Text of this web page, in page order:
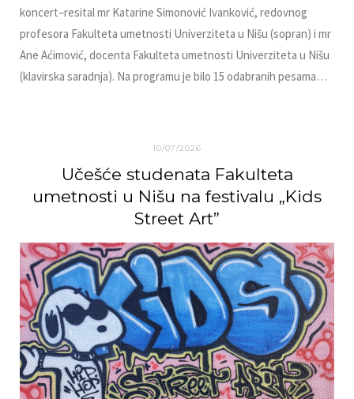
koncert–resital mr Katarine Simonović Ivanković, redovnog
profesora Fakulteta umetnosti Univerziteta u Nišu (sopran) i mr
Ane Aćimović, docenta Fakulteta umetnosti Univerziteta u Nišu
(klavirska saradnja). Na programu je bilo 15 odabranih pesama…
10/07/2026
Učešće studenata Fakulteta
umetnosti u Nišu na festivalu „Kids
Street Art”